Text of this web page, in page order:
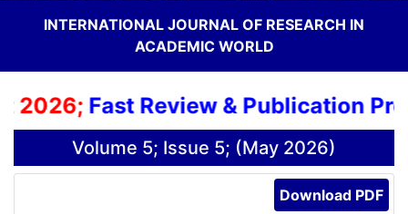
INTERNATIONAL JOURNAL OF RESEARCH IN
ACADEMIC WORLD
Fast Review & Publication
Volume 5; Issue 5; (May 2026)
Download PDF